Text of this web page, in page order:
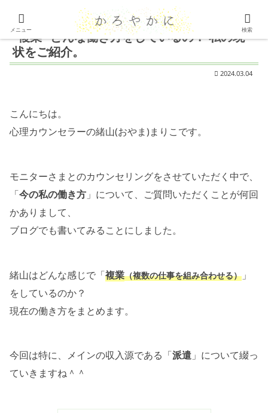
“複業” どんな働き方をしているの？ 私の現
状をご紹介。
2024.03.04
こんにちは。
心理カウンセラーの緒山(おやま)まりこです。
モニターさまとのカウンセリングをさせていただく中で、
「今の私の働き方 」について、ご質問いただくことが何回
かありまして、
ブログでも書いてみることにしました。
緒山はどんな感じで「複業（複数の仕事を組み合わせる） 」
をしているのか？
現在の働き方をまとめます。
今回は特に、メインの収入源である「派遣 」について綴っ
ていきますね＾＾
メニュー 検索